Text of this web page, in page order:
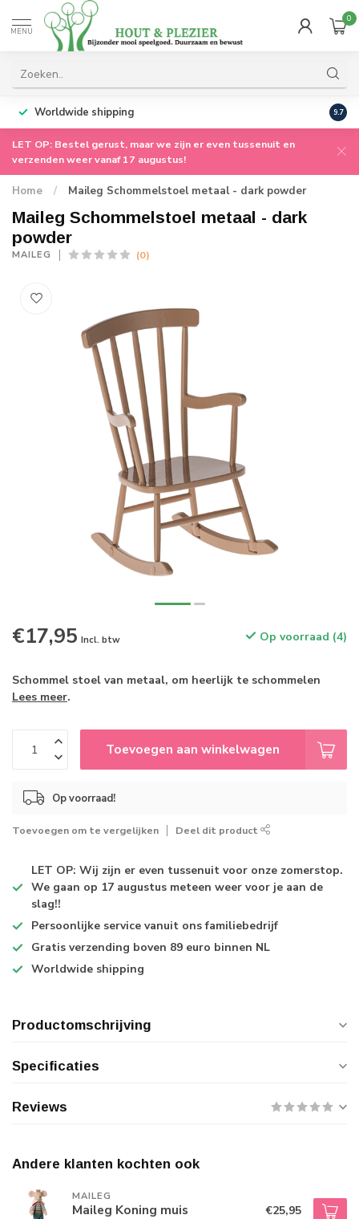
MENU
0
Worldwide shipping 9.7
LET OP: Bestel gerust, maar we zijn er even tussenuit en
verzenden weer vanaf 17 augustus!
Home / Maileg Schommelstoel metaal - dark powder
Maileg Schommelstoel metaal - dark
powder
MAILEG (0)
€17,95 Incl. btw Op voorraad (4)
Schommel stoel van metaal, om heerlijk te schommelen
Lees meer.
Toevoegen aan winkelwagen
Op voorraad!
Toevoegen om te vergelijken Deel dit product
LET OP: Wij zijn er even tussenuit voor onze zomerstop.
We gaan op 17 augustus meteen weer voor je aan de
slag!!
Persoonlijke service vanuit ons familiebedrijf
Gratis verzending boven 89 euro binnen NL
Worldwide shipping
Productomschrijving
Specificaties
Reviews
Andere klanten kochten ook
MAILEG
Maileg Koning muis €25,95